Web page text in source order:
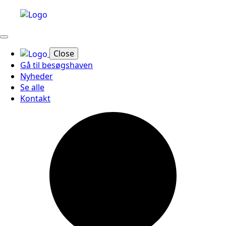
Close
Gå til besøgshaven
Nyheder
Se alle
Kontakt